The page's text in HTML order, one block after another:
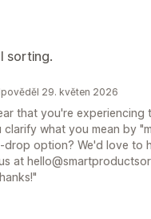
sorting.
29. květen 2026
that you're
what you mean by
option? We'd love to
at